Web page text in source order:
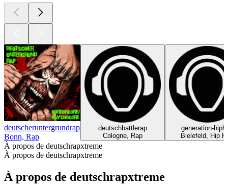
deutscheruntergrundrap
Bonn, Rap
deutschbattlerap
Cologne, Rap
generation-
Bielefeld, Hip
À propos de deutschrapxtreme
À propos de deutschrapxtreme
À propos de deutschrapxtreme